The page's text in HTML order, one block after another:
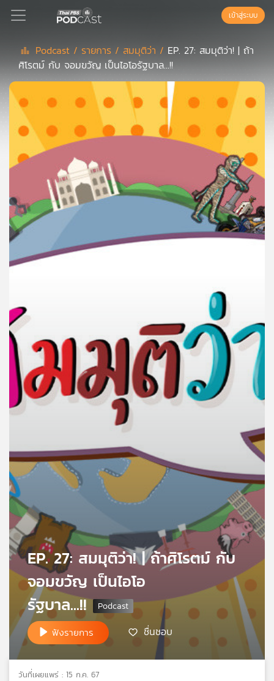
Podcast
เพล
สต์
แนะนำ
เพล
ย์
ลิ
ของ
เพลง
บทความ
ข่าว
เกี่ยว
กับ
เรา
เครือ
ข่าย
วิทยุ
บี
เอส
เข้าสู่ระบบ
Podcast / รายการ /สมมุติว่า / EP. 27: สมมุติว่า! | ถ้า
ศิโรตม์ กับ จอมขวัญ เป็นไอโอรัฐบาล...!!
EP. 27: สมมุติว่า! | ถ้าศิโรตม์ กับ
จอมขวัญ เป็นไอโอ
รัฐบาล...!!
ฟังรายการ ชื่นชอบ
วันที่เผยแพร่ : 15 ก.ค. 67